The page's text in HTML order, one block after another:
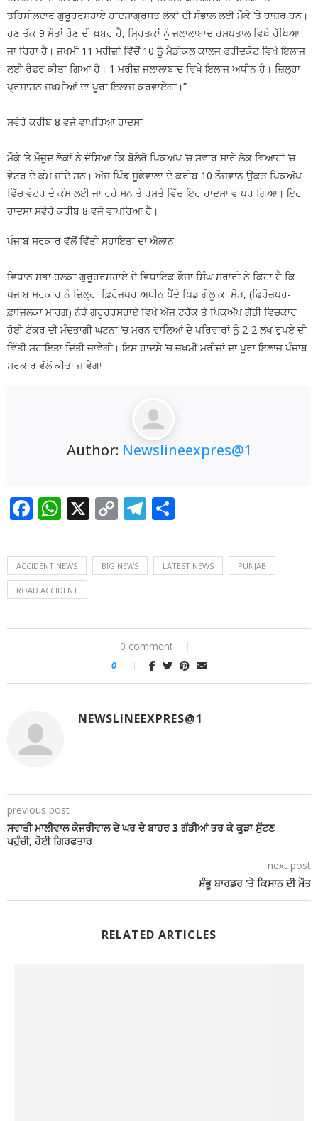
ਤਹਿਸੀਲਦਾਰ ਗੁਰੂਹਰਸਹਾਏ ਹਾਦਸਾਗ੍ਰਸਤ ਲੋਕਾਂ ਦੀ ਸੰਭਾਲ ਲਈ ਮੌਕੇ ‘ਤੇ ਹਾਜ਼ਰ ਹਨ।
ਹੁਣ ਤੱਕ 9 ਮੌਤਾਂ ਹੋਣ ਦੀ ਖ਼ਬਰ ਹੈ, ਮ੍ਰਿਤਕਾਂ ਨੂੰ ਜਲਾਲਾਬਾਦ ਹਸਪਤਾਲ ਵਿਖੇ ਰੱਖਿਆ
ਜਾ ਰਿਹਾ ਹੈ। ਜ਼ਖਮੀ 11 ਮਰੀਜ਼ਾਂ ਵਿੱਚੋਂ 10 ਨੂੰ ਮੈਡੀਕਲ ਕਾਲਜ ਫਰੀਦਕੋਟ ਵਿਖੇ ਇਲਾਜ
ਲਈ ਰੈਫਰ ਕੀਤਾ ਗਿਆ ਹੈ। 1 ਮਰੀਜ਼ ਜਲਾਲਾਬਾਦ ਵਿਖੇ ਇਲਾਜ ਅਧੀਨ ਹੈ। ਜ਼ਿਲ੍ਹਾ
ਪ੍ਰਸ਼ਾਸਨ ਜ਼ਖਮੀਆਂ ਦਾ ਪੂਰਾ ਇਲਾਜ ਕਰਵਾਏਗਾ।”
ਸਵੇਰੇ ਕਰੀਬ 8 ਵਜੇ ਵਾਪਰਿਆ ਹਾਦਸਾ
ਮੌਕੇ ‘ਤੇ ਮੌਜੂਦ ਲੋਕਾਂ ਨੇ ਦੱਸਿਆ ਕਿ ਬੋਲੈਰੋ ਪਿਕਅੱਪ ‘ਚ ਸਵਾਰ ਸਾਰੇ ਲੋਕ ਵਿਆਹਾਂ ‘ਚ
ਵੇਟਰ ਦੇ ਕੰਮ ਜਾਂਦੇ ਸਨ। ਅੱਜ ਪਿੰਡ ਸੂਫੇਵਾਲਾ ਦੇ ਕਰੀਬ 10 ਨੌਜਵਾਨ ਉਕਤ ਪਿਕਅੱਪ
ਵਿੱਚ ਵੇਟਰ ਦੇ ਕੰਮ ਲਈ ਜਾ ਰਹੇ ਸਨ ਤੇ ਰਸਤੇ ਵਿੱਚ ਇਹ ਹਾਦਸਾ ਵਾਪਰ ਗਿਆ। ਇਹ
ਹਾਦਸਾ ਸਵੇਰੇ ਕਰੀਬ 8 ਵਜੇ ਵਾਪਰਿਆ ਹੈ।
ਪੰਜਾਬ ਸਰਕਾਰ ਵੱਲੋਂ ਵਿੱਤੀ ਸਹਾਇਤਾ ਦਾ ਐਲਾਨ
ਵਿਧਾਨ ਸਭਾ ਹਲਕਾ ਗੁਰੂਹਰਸਹਾਏ ਦੇ ਵਿਧਾਇਕ ਫ਼ੌਜਾ ਸਿੰਘ ਸਰਾਰੀ ਨੇ ਕਿਹਾ ਹੈ ਕਿ
ਪੰਜਾਬ ਸਰਕਾਰ ਨੇ ਜ਼ਿਲ੍ਹਾ ਫ਼ਿਰੋਜ਼ਪੁਰ ਅਧੀਨ ਪੈਂਦੇ ਪਿੰਡ ਗੋਲੂ ਕਾ ਮੋੜ, (ਫ਼ਿਰੋਜ਼ਪੁਰ-
ਫ਼ਾਜ਼ਿਲਕਾ ਮਾਰਗ) ਨੇੜੇ ਗੁਰੂਹਰਸਹਾਏ ਵਿਖੇ ਅੱਜ ਟਰੱਕ ਤੇ ਪਿਕਅੱਪ ਗੱਡੀ ਵਿਚਕਾਰ
ਹੋਈ ਟੱਕਰ ਦੀ ਮੰਦਭਾਗੀ ਘਟਨਾ ‘ਚ ਮਰਨ ਵਾਲਿਆਂ ਦੇ ਪਰਿਵਾਰਾਂ ਨੂੰ 2-2 ਲੱਖ ਰੁਪਏ ਦੀ
ਵਿੱਤੀ ਸਹਾਇਤਾ ਦਿੱਤੀ ਜਾਵੇਗੀ। ਇਸ ਹਾਦਸੇ ‘ਚ ਜ਼ਖਮੀ ਮਰੀਜ਼ਾਂ ਦਾ ਪੂਰਾ ਇਲਾਜ ਪੰਜਾਬ
ਸਰਕਾਰ ਵੱਲੋਂ ਕੀਤਾ ਜਾਵੇਗਾ
Author: Newslineexpres@1
Facebook
WhatsApp
X CopyTelegram
ACCIDENT NEWS BIG NEWS LATEST NEWS PUNJAB
ROAD ACCIDENT
0 comment
0
NEWSLINEEXPRES@1
previous post
ਸਵਾਤੀ ਮਾਲੀਵਾਲ ਕੇਜਰੀਵਾਲ ਦੇ ਘਰ ਦੇ ਬਾਹਰ 3 ਗੱਡੀਆਂ ਭਰ ਕੇ ਕੂੜਾ ਸੁੱਟਣ
ਪਹੁੰਚੀ, ਹੋਈ ਗਿਰਫਤਾਰ
next post
ਸ਼ੰਭੂ ਬਾਰਡਰ ‘ਤੇ ਕਿਸਾਨ ਦੀ ਮੌਤ
RELATED ARTICLES